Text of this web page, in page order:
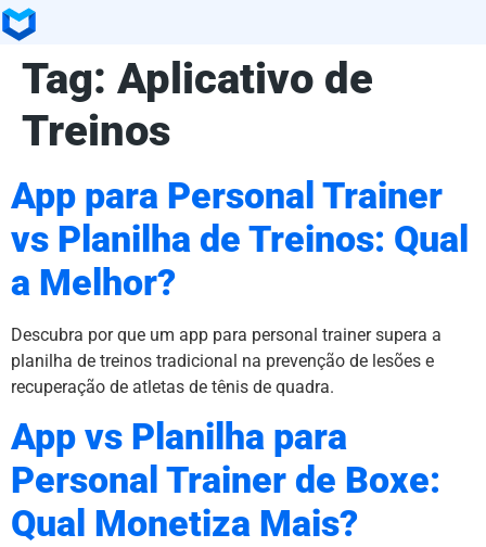
Tag: Aplicativo de
Treinos
App para Personal Trainer
vs Planilha de Treinos: Qual
a Melhor?
Descubra por que um app para personal trainer supera a
planilha de treinos tradicional na prevenção de lesões e
recuperação de atletas de tênis de quadra.
App vs Planilha para
Personal Trainer de Boxe:
Qual Monetiza Mais?